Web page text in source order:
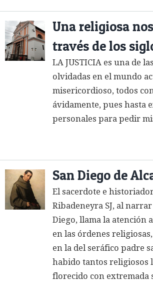
Una religiosa
través de los
LA JUSTICIA es una de
olvidadas en el mundo
misericordioso, todos
ávidamente, pues hasta
personales para pedir
San Diego de
El sacerdote e
Ribadeneyra SJ, al
Diego, llama la atención
en las órdenes
en la del seráfico padre
habido tantos religiosos
florecido con extremada